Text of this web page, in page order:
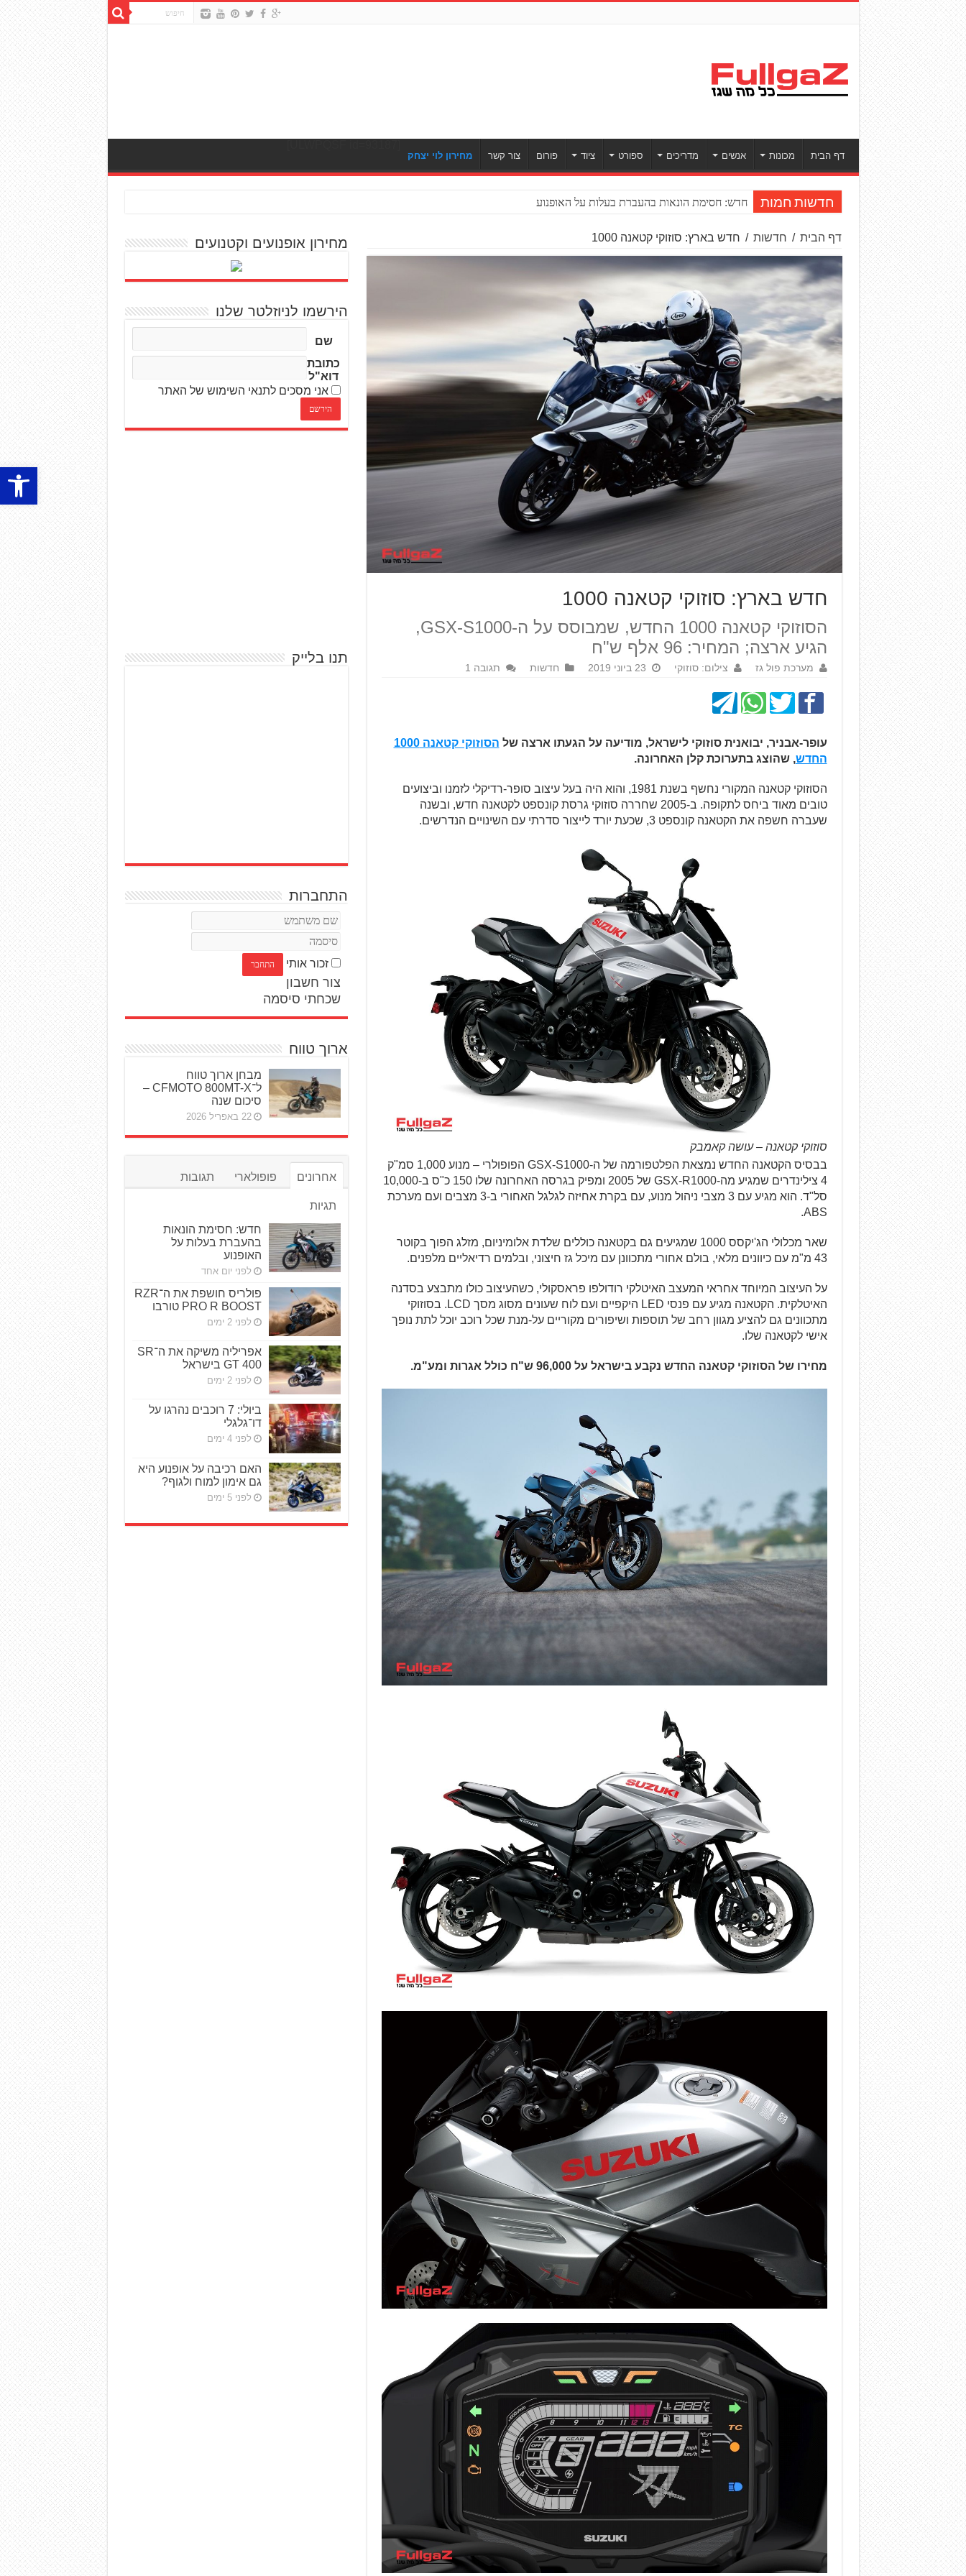
פתח
דף הבית מכונות אנשים מדריכים ספורט ציוד פורום צור קשר מחירון לוי יצחק
חדשות חמות חדש: חסימת הונאות בהעברת בעלות על האופנוע
דף הבית / חדשות / חדש בארץ: סוזוקי קטאנה 1000
חדש בארץ: סוזוקי קטאנה 1000
הסוזוקי קטאנה 1000 החדש, שמבוסס על ה-GSX-S1000,
הגיע ארצה; המחיר: 96 אלף ש"ח
מערכת פול גז צילום: סוזוקי 23 ביוני 2019 חדשות תגובה 1
עופר-אבניר, יבואנית סוזוקי לישראל, מודיעה על הגעתו ארצה של
הסוזוקי קטאנה 1000
החדש, שהוצג בתערוכת קלן האחרונה.
הסוזוקי קטאנה המקורי נחשף בשנת 1981, והוא היה בעל עיצוב סופר-רדיקלי לזמנו וביצועים
טובים מאוד ביחס לתקופה. ב-2005 שחררה סוזוקי גרסת קונספט לקטאנה חדש, ובשנה
שעברה חשפה את הקטאנה קונספט 3, שכעת יורד לייצור סדרתי עם השינויים הנדרשים.
סוזוקי קטאנה – עושה קאמבק
בבסיס הקטאנה החדש נמצאת הפלטפורמה של ה-GSX-S1000 הפופולרי – מנוע 1,000 סמ"ק
4 צילינדרים שמגיע מה-GSX-R1000 של 2005 ומפיק בגרסה האחרונה שלו 150 כ"ס ב-10,000
סל"ד. הוא מגיע עם 3 מצבי ניהול מנוע, עם בקרת אחיזה לגלגל האחורי ב-3 מצבים ועם מערכת
ABS.
שאר מכלולי הג'יקסס 1000 שמגיעים גם בקטאנה כוללים שלדת אלומיניום, מזלג הפוך בקוטר
43 מ"מ עם כיוונים מלאי, בולם אחורי מתכוונן עם מיכל גז חיצוני, ובלמים רדיאליים מלפנים.
על העיצוב המיוחד אחראי המעצב האיטלקי רודולפו פראסקולי, כשהעיצוב כולו מתבצע בסדנה
האיטלקית. הקטאנה מגיע עם פנסי LED היקפיים ועם לוח שעונים מסוג מסך LCD. בסוזוקי
מתכוונים גם להציע מגוון רחב של תוספות ושיפורים מקוריים על-מנת שכל רוכב יוכל לתת נופך
אישי לקטאנה שלו.
מחירו של הסוזוקי קטאנה החדש נקבע בישראל על 96,000 ש"ח כולל אגרות ומע"מ.
מחירון אופנועים וקטנועים
הירשמו לניוזלטר שלנו
שם
כתובת
דוא"ל
אני מסכים לתנאי השימוש של האתר
תנו בלייק
התחברות
זכור אותי
צור חשבון
שכחתי סיסמה
ארוך טווח
מבחן ארוך טווח
ל־CFMOTO 800MT-X –
סיכום שנה
22 באפריל 2026
אחרונים פופולארי תגובות
תגיות
חדש: חסימת הונאות
בהעברת בעלות על
האופנוע
לפני יום אחד
פולריס חושפת את ה־RZR
PRO R BOOST טורבו
לפני 2 ימים
אפריליה משיקה את ה־SR
GT 400 בישראל
לפני 2 ימים
ביולי: 7 רוכבים נהרגו על
דו־גלגלי
לפני 4 ימים
האם רכיבה על אופנוע היא
גם אימון למוח ולגוף?
לפני 5 ימים